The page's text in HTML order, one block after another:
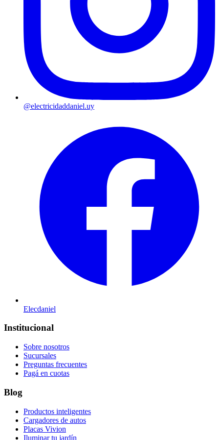
@electricidaddaniel.uy
Elecdaniel
Institucional
Sobre nosotros
Sucursales
Preguntas frecuentes
Pagá en cuotas
Blog
Productos inteligentes
Cargadores de autos
Placas Vivion
Iluminar tu jardín